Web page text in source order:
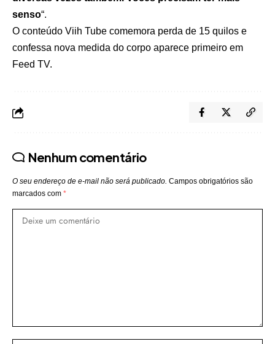
senso“.
O conteúdo Viih Tube comemora perda de 15 quilos e
confessa nova medida do corpo aparece primeiro em
Feed TV.
Nenhum comentário
O seu endereço de e-mail não será publicado. Campos obrigatórios são
marcados com *